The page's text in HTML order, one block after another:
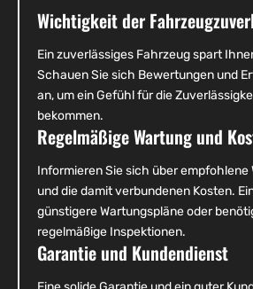
Wichtigkeit der
Ein zuverlässiges Fahrzeug spart
Schauen Sie sich Bewertungen und
an, um ein Gefühl für die
bekommen.
Regelmäßige Wartung und
Informieren Sie sich über
und die damit verbundenen Kosten.
günstigere Wartungspläne oder
regelmäßige Inspektionen.
Garantie und Kundendienst